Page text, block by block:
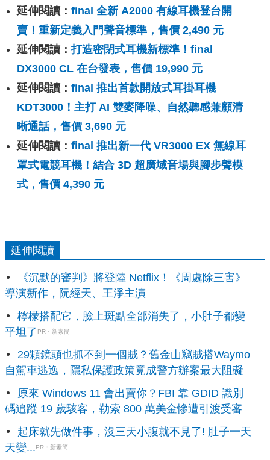
延伸閱讀： final 全新 A2000 有線耳機登台開
賣！重新定義入門聲音標準，售價 2,490 元
延伸閱讀：打造密閉式耳機新標準！final
DX3000 CL 在台發表，售價 19,990 元
延伸閱讀： final 推出首款開放式耳掛耳機
KDT3000！主打 AI 雙麥降噪、自然聽感兼顧清
晰通話，售價 3,690 元
延伸閱讀： final 推出新一代 VR3000 EX 無線耳
罩式電競耳機！結合 3D 超廣域音場與腳步聲模
式，售價 4,390 元
延伸閱讀
《沉默的審判》將登陸 Netflix！《周處除三害》
導演新作，阮經天、王淨主演
檸檬搭配它，臉上斑點全部消失了，小肚子都變
平坦了 PR・新素簡
29顆鏡頭也抓不到一個賊？舊金山竊賊搭Waymo
自駕車逃逸，隱私保護政策竟成警方辦案最大阻礙
原來 Windows 11 會出賣你？FBI 靠 GDID 識別
碼追蹤 19 歲駭客，勒索 800 萬美金慘遭引渡受審
起床就先做件事，沒三天小腹就不見了! 肚子一天
天變...PR・新素簡